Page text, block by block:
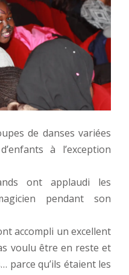
de danses variées
à l’exception
ont applaudi les
pendant son
accompli un excellent
voulu être en reste et
parce qu’ils étaient les